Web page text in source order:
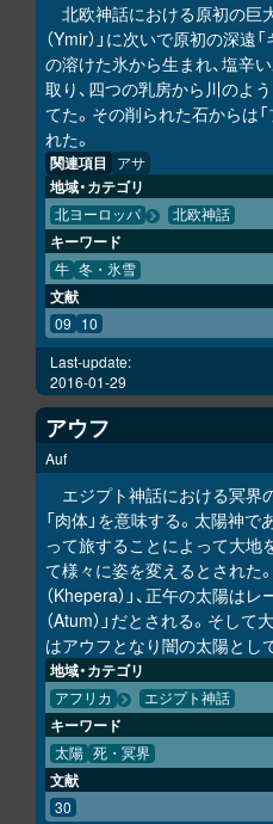
北欧神話における原初の巨
（Ymir）」に次いで原初の深遠
の溶けた氷から生まれ、塩辛
取り、四つの乳房から川のよ
てた。その削られた石からは「
れた。
関連項目 アサ
地域・カテゴリ
北ヨーロッパ 北欧神話
キーワード
牛 冬・氷雪
文献
09 10
Last-update:
2016-01-29
アウフ
Auf
エジプト神話における冥界
「肉体」を意味する。太陽神で
って旅することによって大地
て様々に姿を変えるとされた
（Khepera）」、正午の太陽は
（Atum）」だとされる。そし
はアウフとなり闇の太陽とし
地域・カテゴリ
アフリカ エジプト神話
キーワード
太陽 死・冥界
文献
30